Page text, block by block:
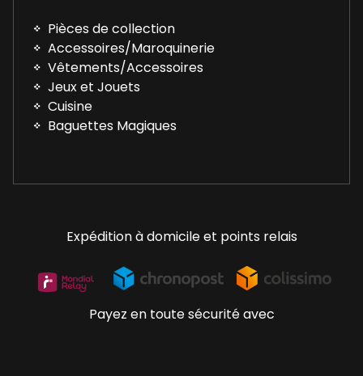
Pièces de collection
Accessoires/Maroquinerie
Vêtements/Accessoires
Jeux et Jouets
Cuisine
Baguettes Magiques
Expédition à domicile et points relais
Payez en toute sécurité avec